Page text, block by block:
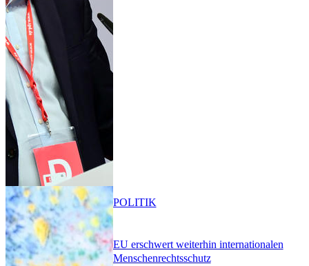
EU erschwert weiterhin internationalen
Menschenrechtsschutz
POLITIK